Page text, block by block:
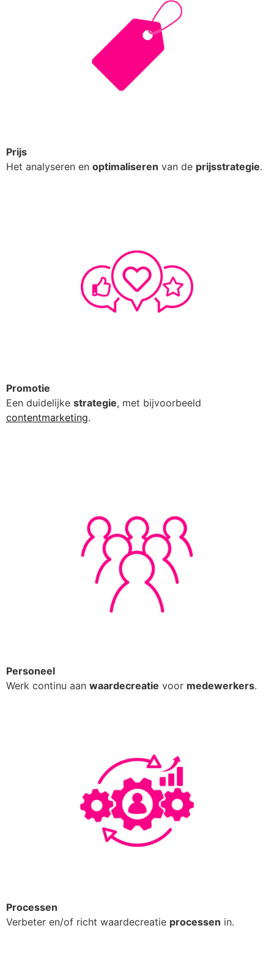
Prijs
Het analyseren en optimaliseren van de prijsstrategie.
Promotie
Een duidelijke strategie, met bijvoorbeeld
contentmarketing.
Personeel
Werk continu aan waardecreatie voor medewerkers.
Processen
Verbeter en/of richt waardecreatie processen in.